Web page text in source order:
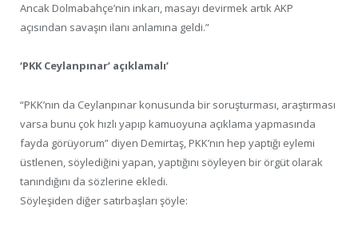
Ancak Dolmabahçe’nin inkarı, masayı devirmek artık AKP
açısından savaşın ilanı anlamına geldi.”
‘PKK Ceylanpınar’ açıklamalı’
“PKK’nın da Ceylanpınar konusunda bir soruşturması, araştırması
varsa bunu çok hızlı yapıp kamuoyuna açıklama yapmasında
fayda görüyorum” diyen Demirtaş, PKK’nın hep yaptığı eylemi
üstlenen, söylediğini yapan, yaptığını söyleyen bir örgüt olarak
tanındığını da sözlerine ekledi.
Söyleşiden diğer satırbaşları şöyle: